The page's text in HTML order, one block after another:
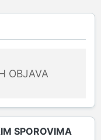
OBJAVA
SPOROVIMA